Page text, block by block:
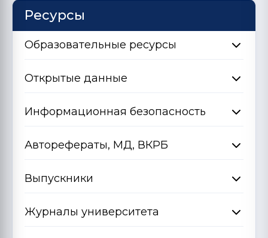
Ресурсы
Образовательные ресурсы
Открытые данные
Информационная безопасность
Авторефераты, МД, ВКРБ
Выпускники
Журналы университета